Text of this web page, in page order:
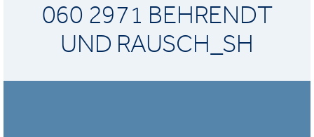
060 2971 BEHRENDT
UND RAUSCH_SH